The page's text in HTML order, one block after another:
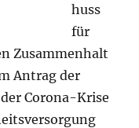
huss
für
Zusammenhalt
Antrag der
Corona-Krise